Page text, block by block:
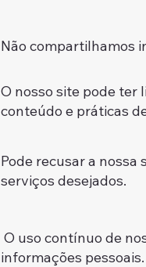
Não compartilhamos
O nosso site pode ter
conteúdo e práticas
Pode recusar a
serviços desejados.
O uso contínuo de
informações pessoais.